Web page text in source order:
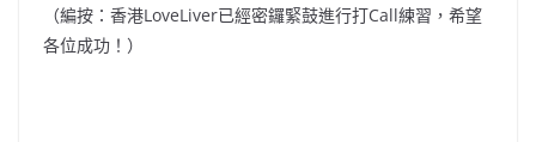
（編按：香港LoveLiver已經密鑼緊鼓進行打Call練習，希望
各位成功！）